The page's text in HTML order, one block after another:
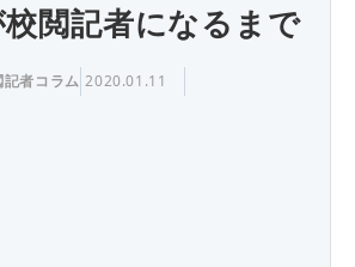
閲記者になるまで
記者コラム 2020.01.11